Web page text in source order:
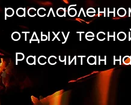
отдыху
Рассчитан